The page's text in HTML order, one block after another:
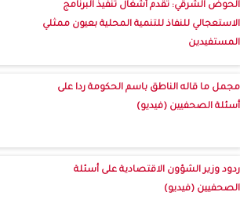
الحوض الشرقي: تقدم أشغال تنفيذ البرنامج
الاستعجالي للنفاذ للتنمية المحلية بعيون ممثلي
المستفيدين
مجمل ما قاله الناطق باسم الحكومة ردا على
أسئلة الصحفيين (فيديو)
ردود وزير الشؤون الاقتصادية على أسئلة
الصحفيين (فيديو)